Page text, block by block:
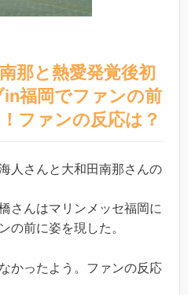
那と熱愛発覚後初
福岡でファンの前
ファンの反応は？
人さんと大和田南那さんの
さんはマリンメッセ福岡に
の前に姿を現した。
かったよう。ファンの反応